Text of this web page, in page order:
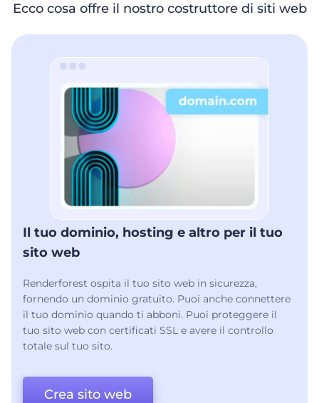
Ecco cosa offre il nostro costruttore di siti web
Il tuo dominio, hosting e altro per il tuo
sito web
Renderforest ospita il tuo sito web in sicurezza,
fornendo un dominio gratuito. Puoi anche connettere
il tuo dominio quando ti abboni. Puoi proteggere il
tuo sito web con certificati SSL e avere il controllo
totale sul tuo sito.
Crea sito web